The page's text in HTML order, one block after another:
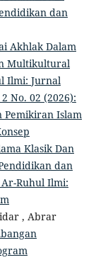
dan
Akhlak Dalam
Multikultural
Ilmi: Jurnal
No. 02 (2026):
Pemikiran Islam
Klasik Dan
dan
Ar-Ruhul Ilmi:
, Abrar